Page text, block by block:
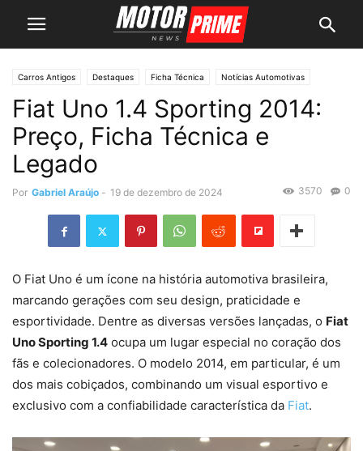
Carros Antigos Destaques Ficha Técnica Notícias Automotivas
Fiat Uno 1.4 Sporting 2014:
Preço, Ficha Técnica e
Legado
Por Gabriel Araújo - 19 de dezembro de 2024 0
3570
O Fiat Uno é um ícone na história automotiva brasileira,
marcando gerações com seu design, praticidade e
esportividade. Dentre as diversas versões lançadas, o Fiat
Uno Sporting 1.4 ocupa um lugar especial no coração dos
fãs e colecionadores. O modelo 2014, em particular, é um
dos mais cobiçados, combinando um visual esportivo e
exclusivo com a confiabilidade característica da Fiat.